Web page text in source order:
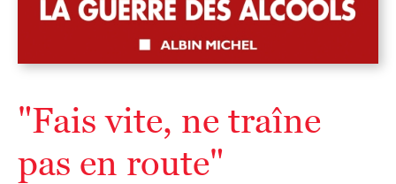
"Fais vite, ne traîne
pas en route"